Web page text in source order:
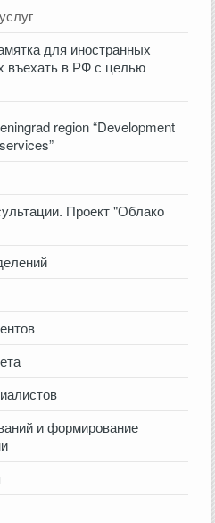
для иностранных
въехать в РФ с целью
region “Development
Проект "Облако
и формирование